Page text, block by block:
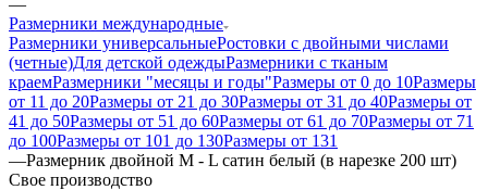
Размерники международные
Размерники универсальныеРостовки с двойными числами
(четные)Для детской одеждыРазмерники с тканым
краемРазмерники "месяцы и годы"Размеры от 0 до 10Размеры
от 11 до 20Размеры от 21 до 30Размеры от 31 до 40Размеры от
41 до 50Размеры от 51 до 60Размеры от 61 до 70Размеры от 71
до 100Размеры от 101 до 130Размеры от 131
—Размерник двойной M - L сатин белый (в нарезке 200 шт)
Свое производство